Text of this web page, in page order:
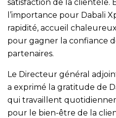
satisfaction de la clientèle.
l’importance pour Dabali
rapidité, accueil
pour gagner la confiance
partenaires.
Le Directeur général
a exprimé la gratitude de
qui travaillent
pour le bien-être de la